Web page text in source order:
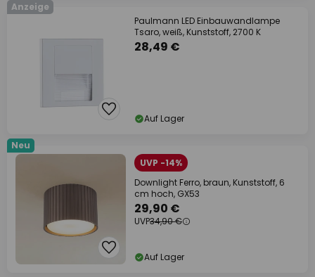
Anzeige
Paulmann LED Einbauwandlampe
Tsaro, weiß, Kunststoff, 2700 K
28,49 €
Auf Lager
Neu
UVP -14%
Downlight Ferro, braun, Kunststoff, 6
cm hoch, GX53
29,90 €
UVP34,90 €
Auf Lager